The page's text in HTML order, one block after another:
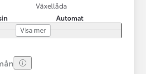
Växellåda
Automat
Visa mer